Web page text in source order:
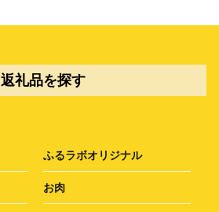
返礼品を探す
ふるラボオリジナル
お肉